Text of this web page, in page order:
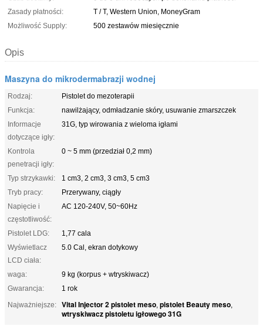
Zasady płatności:
T / T, Western Union, MoneyGram
Możliwość Supply:
500 zestawów miesięcznie
Opis
Maszyna do mikrodermabrazji wodnej
Rodzaj:
Pistolet do mezoterapii
Funkcja:
nawilżający, odmładzanie skóry, usuwanie zmarszczek
Informacje
dotyczące igły:
31G, typ wirowania z wieloma igłami
Kontrola
penetracji igły:
0 ~ 5 mm (przedział 0,2 mm)
Typ strzykawki:
1 cm3, 2 cm3, 3 cm3, 5 cm3
Tryb pracy:
Przerywany, ciągły
Napięcie i
częstotliwość:
AC 120-240V, 50~60Hz
Pistolet LDG:
1,77 cala
Wyświetlacz
LCD ciała:
5.0 Cal, ekran dotykowy
waga:
9 kg (korpus + wtryskiwacz)
Gwarancja:
1 rok
Najważniejsze:
Vital Injector 2 pistolet meso, pistolet Beauty meso,
wtryskiwacz pistoletu igłowego 31G